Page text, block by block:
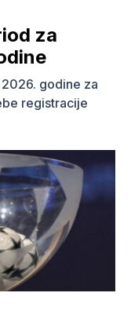
za
godine za
registracije